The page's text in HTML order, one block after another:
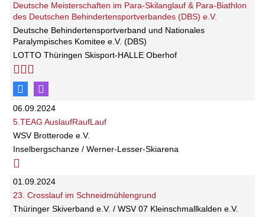
Deutsche Meisterschaften im Para-Skilanglauf & Para-Biathlon
des Deutschen Behindertensportverbandes (DBS) e.V.
Deutsche Behindertensportverband und Nationales
Paralympisches Komitee e.V. (DBS)
LOTTO Thüringen Skisport-HALLE Oberhof
06.09.2024
5.TEAG AuslaufRaufLauf
WSV Brotterode e.V.
Inselbergschanze / Werner-Lesser-Skiarena
01.09.2024
23. Crosslauf im Schneidmühlengrund
Thüringer Skiverband e.V. / WSV 07 Kleinschmallkalden e.V.